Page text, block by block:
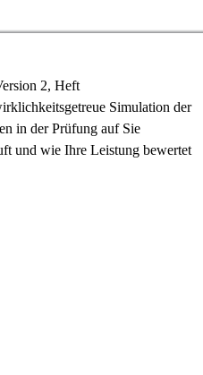
2, Heft
Simulation der
in der Prüfung auf Sie
und wie Ihre Leistung bewertet